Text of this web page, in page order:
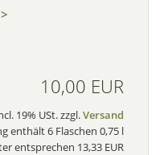
10,00 EUR
19% USt. zzgl.Versand
enthält 6 Flaschen 0,75 l
entsprechen 13,33 EUR